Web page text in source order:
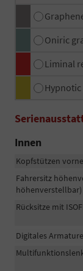
Oniric
Liminal
Innen
Kopfstützen
Fahrersitz
höhenverstellbar)
Rücksitze mit
Digitales